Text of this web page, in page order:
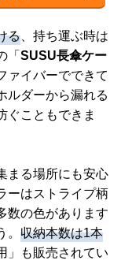
る 、持ち運ぶ時は
「 SUSU長傘ケー
ァイバーでできて
ルダーから漏れる
ぐこともできま
まる場所にも安心
ーはストライプ柄
数の色があります
収納本数は1本
」も販売されてい